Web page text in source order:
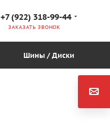
+7 (922) 318-99-44
ЗАКАЗАТЬ ЗВОНОК
Шины / Диски